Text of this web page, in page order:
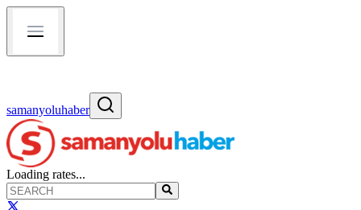
samanyoluhaber
Loading rates...